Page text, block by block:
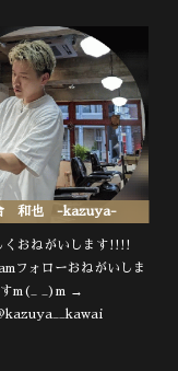
和也 -kazuya-
くおねがいします!!!!
フォローおねがいしま
すm(_ _)m →